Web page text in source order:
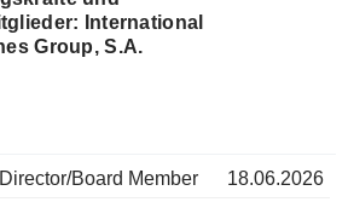
International
Group, S.A.
Director/Board Member
18.06.2026